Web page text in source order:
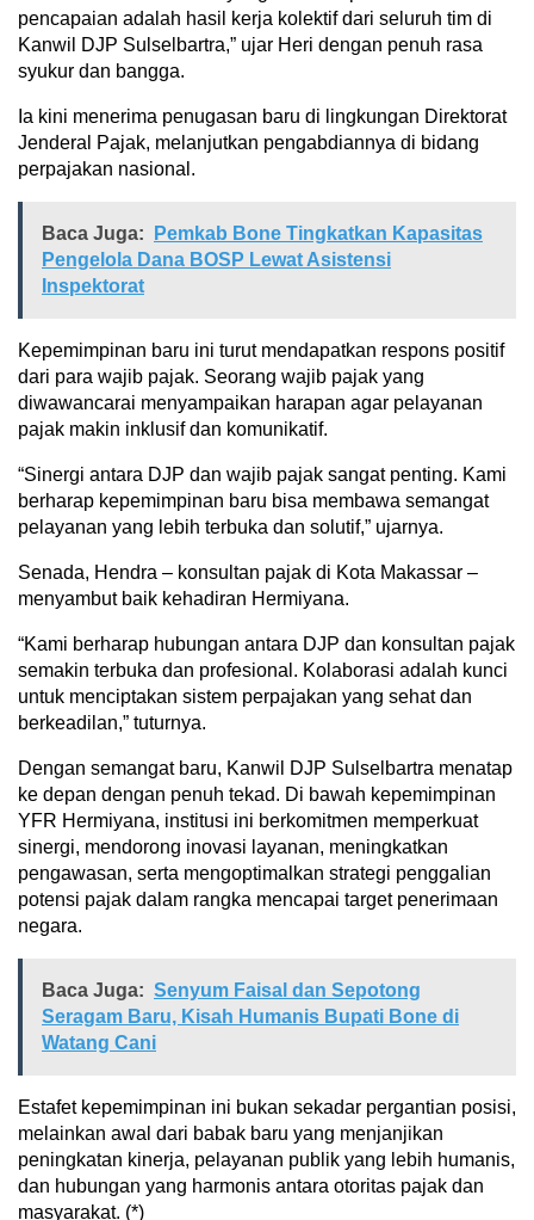
pencapaian adalah hasil kerja kolektif dari seluruh tim di
Kanwil DJP Sulselbartra,” ujar Heri dengan penuh rasa
syukur dan bangga.
Ia kini menerima penugasan baru di lingkungan Direktorat
Jenderal Pajak, melanjutkan pengabdiannya di bidang
perpajakan nasional.
Baca Juga:
Pemkab Bone Tingkatkan Kapasitas
Pengelola Dana BOSP Lewat Asistensi
Inspektorat
Kepemimpinan baru ini turut mendapatkan respons positif
dari para wajib pajak. Seorang wajib pajak yang
diwawancarai menyampaikan harapan agar pelayanan
pajak makin inklusif dan komunikatif.
“Sinergi antara DJP dan wajib pajak sangat penting. Kami
berharap kepemimpinan baru bisa membawa semangat
pelayanan yang lebih terbuka dan solutif,” ujarnya.
Senada, Hendra – konsultan pajak di Kota Makassar –
menyambut baik kehadiran Hermiyana.
“Kami berharap hubungan antara DJP dan konsultan pajak
semakin terbuka dan profesional. Kolaborasi adalah kunci
untuk menciptakan sistem perpajakan yang sehat dan
berkeadilan,” tuturnya.
Dengan semangat baru, Kanwil DJP Sulselbartra menatap
ke depan dengan penuh tekad. Di bawah kepemimpinan
YFR Hermiyana, institusi ini berkomitmen memperkuat
sinergi, mendorong inovasi layanan, meningkatkan
pengawasan, serta mengoptimalkan strategi penggalian
potensi pajak dalam rangka mencapai target penerimaan
negara.
Baca Juga: Senyum Faisal dan Sepotong
Seragam Baru, Kisah Humanis Bupati Bone di
Watang Cani
Estafet kepemimpinan ini bukan sekadar pergantian posisi,
melainkan awal dari babak baru yang menjanjikan
peningkatan kinerja, pelayanan publik yang lebih humanis,
dan hubungan yang harmonis antara otoritas pajak dan
masyarakat. (*)